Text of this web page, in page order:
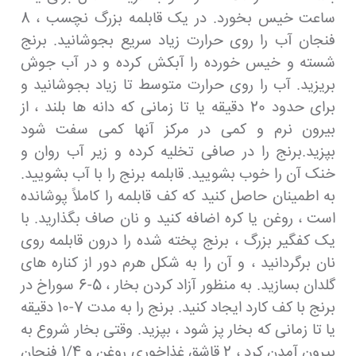
ساعت خیس بخورد. در یک قابلمه بزرگ نچسب ، 8
فنجان آب را روی حرارت زیاد سریع بجوشانید. برنج
شسته و خیس خورده را آبکش کرده و در آب جوش
بریزید. آب را روی حرارت متوسط ​​تا زیاد بجوشانید و
برای حدود 20 دقیقه یا تا زمانی که دانه ها بلند ، از
بیرون نرم و کمی در مرکز آنها کمی سفت شود
بپزید.برنج را در صافی تخلیه کرده و زیر آب روان و
خنک آن را خوب بشویید. قابلمه برنج را با آب بشویید.
به اطمینان حاصل کنید که کف قابلمه را کاملاً پوشانده
است ، روغن یا کره اضافه کنید و نان صاف بگذارید. با
یک کفگیر بزرگ ، برنج پخته شده را درون قابلمه روی
نان برگردانید ، و آن را به شکل هرم دور از کناره های
گلدان بسازید. به منظور آزاد کردن بخار ، 5-6 سوراخ در
برنج با کف کارد ایجاد کنید. برنج را به مدت 7-10 دقیقه
یا تا زمانی که بخار پز شود ، بپزید. وقتی بخار شروع به